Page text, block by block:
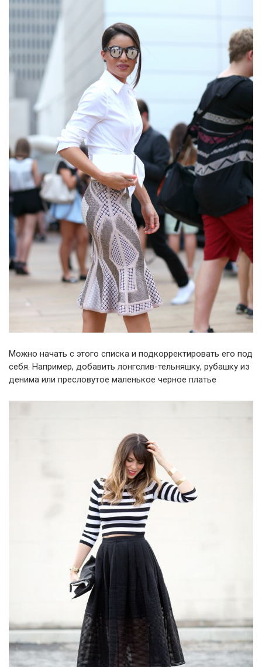
Можно начать с этого списка и подкорректировать его под
себя. Например, добавить лонгслив-тельняшку, рубашку из
денима или пресловутое маленькое черное платье